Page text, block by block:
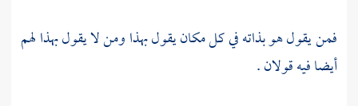
فمن يقول هو بذاته في كل مكان يقول بهذا ومن لا يقول بهذا لهم
أيضا فيه قولان .